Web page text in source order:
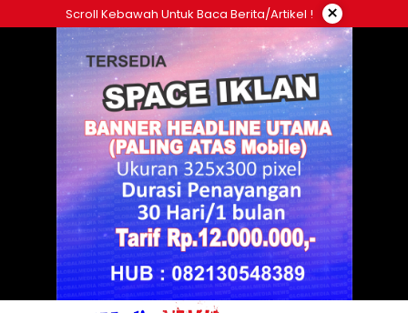
ke
Scroll Kebawah Untuk Baca Berita/artikel ! ×